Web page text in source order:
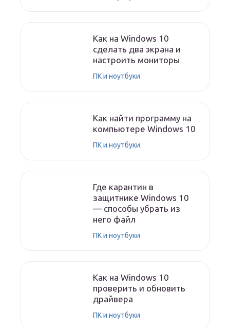
Как на Windows 10
сделать два экрана и
настроить мониторы
ПК и ноутбуки
Как найти программу на
компьютере Windows 10
ПК и ноутбуки
Где карантин в
защитнике Windows 10
— способы убрать из
него файл
ПК и ноутбуки
Как на Windows 10
проверить и обновить
драйвера
ПК и ноутбуки